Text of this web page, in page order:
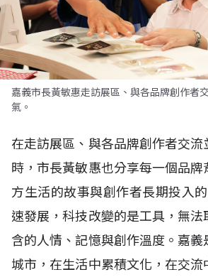
嘉義市長黃敏惠走訪展區、與各品牌創作者
氣。
在走訪展區、與各品牌創作者交
時，市長黃敏惠也分享每一個品
方生活的故事與創作者長期投入
速發展，科技改變的是工具，無
含的人情、記憶與創作溫度。嘉
城市，在生活中累積文化，在交